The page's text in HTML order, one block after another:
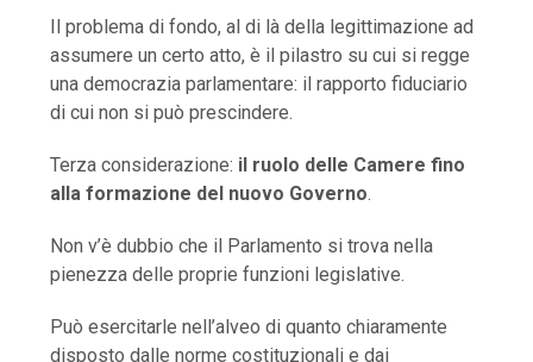
Il problema di fondo, al di là della legittimazione ad
assumere un certo atto, è il pilastro su cui si regge
una democrazia parlamentare: il rapporto fiduciario
di cui non si può prescindere.
Terza considerazione: il ruolo delle Camere fino
alla formazione del nuovo Governo.
Non v’è dubbio che il Parlamento si trova nella
pienezza delle proprie funzioni legislative.
Può esercitarle nell’alveo di quanto chiaramente
disposto dalle norme costituzionali e dai